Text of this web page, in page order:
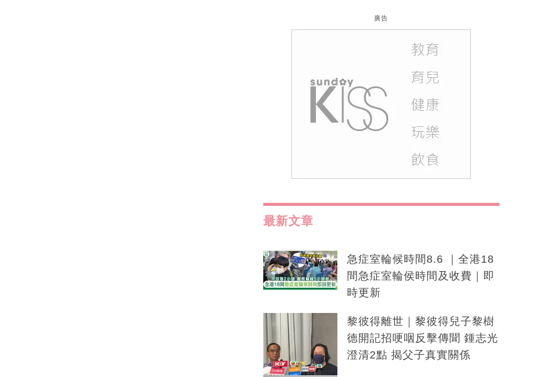
廣告
最新文章
急症室輪候時間8.6 ｜全港18
間急症室輪侯時間及收費｜即
時更新
黎彼得離世｜黎彼得兒子黎樹
德開記招哽咽反擊傳聞 鍾志光
澄清2點 揭父子真實關係